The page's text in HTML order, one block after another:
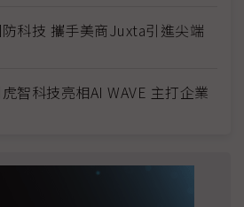
科技 攜手美商Juxta引進尖端
智科技亮相AI WAVE 主打企業